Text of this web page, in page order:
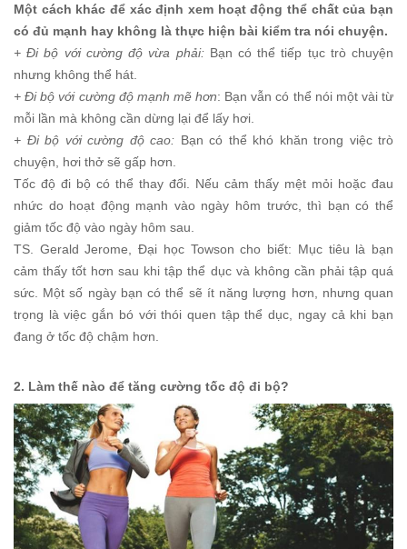
Một cách khác để xác định xem hoạt động thể chất của bạn
có đủ mạnh hay không là thực hiện bài kiểm tra nói chuyện.
+ Đi bộ với cường độ vừa phải: Bạn có thể tiếp tục trò chuyện
nhưng không thể hát.
+ Đi bộ với cường độ mạnh mẽ hơn: Bạn vẫn có thể nói một vài từ
mỗi lần mà không cần dừng lại để lấy hơi.
+ Đi bộ với cường độ cao: Bạn có thể khó khăn trong việc trò
chuyện, hơi thở sẽ gấp hơn.
Tốc độ đi bộ có thể thay đổi. Nếu cảm thấy mệt mỏi hoặc đau
nhức do hoạt động mạnh vào ngày hôm trước, thì bạn có thể
giảm tốc độ vào ngày hôm sau.
TS. Gerald Jerome, Đại học Towson cho biết: Mục tiêu là bạn
cảm thấy tốt hơn sau khi tập thể dục và không cần phải tập quá
sức. Một số ngày bạn có thể sẽ ít năng lượng hơn, nhưng quan
trọng là việc gắn bó với thói quen tập thể dục, ngay cả khi bạn
đang ở tốc độ chậm hơn.
2. Làm thế nào để tăng cường tốc độ đi bộ?